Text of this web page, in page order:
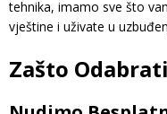
tehnika, imamo sve što
vještine i uživate u
Zašto